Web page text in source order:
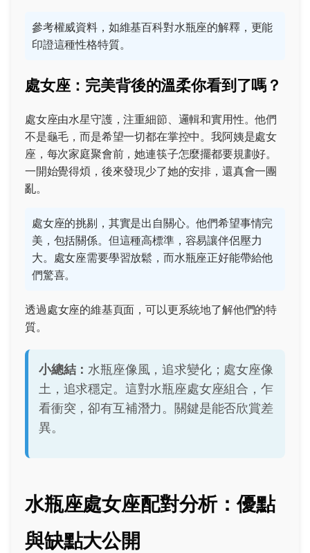
參考權威資料，如維基百科對水瓶座的解釋，更能
印證這種性格特質。
處女座：完美背後的溫柔你看到了嗎？
處女座由水星守護，注重細節、邏輯和實用性。他們
不是龜毛，而是希望一切都在掌控中。我阿姨是處女
座，每次家庭聚會前，她連筷子怎麼擺都要規劃好。
一開始覺得煩，後來發現少了她的安排，還真會一團
亂。
處女座的挑剔，其實是出自關心。他們希望事情完
美，包括關係。但這種高標準，容易讓伴侶壓力
大。處女座需要學習放鬆，而水瓶座正好能帶給他
們驚喜。
透過 處女座的維基頁面 ，可以更系統地了解他們的特
質。
小總結： 水瓶座像風，追求變化；處女座像
土，追求穩定。這對水瓶座處女座組合，乍
看衝突，卻有互補潛力。關鍵是能否欣賞差
異。
水瓶座處女座配對分析：優點
與缺點大公開